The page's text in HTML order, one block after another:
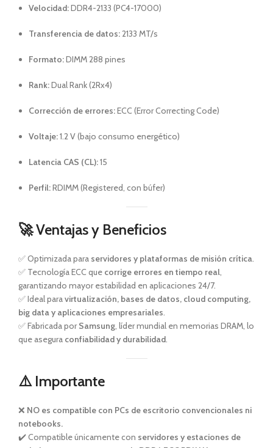
Velocidad:DDR4-2133 (PC4-17000)
Transferencia de datos:2133 MT/s
Formato:DIMM 288 pines
Rank:Dual Rank (2Rx4)
Corrección de errores:ECC (Error Correcting Code)
Voltaje:1.2 V (bajo consumo energético)
Latencia CAS (CL):15
Perfil:RDIMM (Registered, con búfer)
🚀Ventajas y Beneficios
✅ Optimizada para servidores y plataformas de misión crítica.
✅ Tecnología ECC que corrige errores en tiempo real,
garantizando mayor estabilidad en aplicaciones 24/7.
✅ Ideal paravirtualización, bases de datos, cloud computing,
big data y aplicaciones empresariales.
✅ Fabricada porSamsung, líder mundial en memorias DRAM, lo
que asegura confiabilidad y durabilidad.
⚠️ Importante
❌ NO es compatible con PCs de escritorio convencionales ni
notebooks.
✔️ Compatible únicamente con servidores y estaciones de